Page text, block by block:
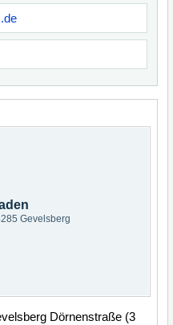
Gevelsberg
Dörnenstraße (3